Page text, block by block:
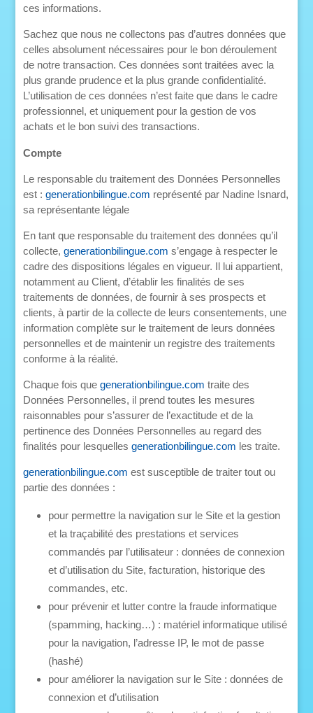
ces informations.
Sachez que nous ne collectons pas d’autres données que
celles absolument nécessaires pour le bon déroulement
de notre transaction. Ces données sont traitées avec la
plus grande prudence et la plus grande confidentialité.
L’utilisation de ces données n’est faite que dans le cadre
professionnel, et uniquement pour la gestion de vos
achats et le bon suivi des transactions.
Compte
Le responsable du traitement des Données Personnelles
est :generationbilingue.com représenté par Nadine Isnard,
sa représentante légale
En tant que responsable du traitement des données qu’il
collecte,generationbilingue.com s’engage à respecter le
cadre des dispositions légales en vigueur. Il lui appartient,
notamment au Client, d’établir les finalités de ses
traitements de données, de fournir à ses prospects et
clients, à partir de la collecte de leurs consentements, une
information complète sur le traitement de leurs données
personnelles et de maintenir un registre des traitements
conforme à la réalité.
Chaque fois quegenerationbilingue.com traite des
Données Personnelles, il prend toutes les mesures
raisonnables pour s’assurer de l’exactitude et de la
pertinence des Données Personnelles au regard des
finalités pour lesquellesgenerationbilingue.com les traite.
generationbilingue.com est susceptible de traiter tout ou
partie des données :
pour permettre la navigation sur le Site et la gestion
et la traçabilité des prestations et services
commandés par l’utilisateur : données de connexion
et d’utilisation du Site, facturation, historique des
commandes, etc.
pour prévenir et lutter contre la fraude informatique
(spamming, hacking…) : matériel informatique utilisé
pour la navigation, l’adresse IP, le mot de passe
(hashé)
pour améliorer la navigation sur le Site : données de
connexion et d’utilisation